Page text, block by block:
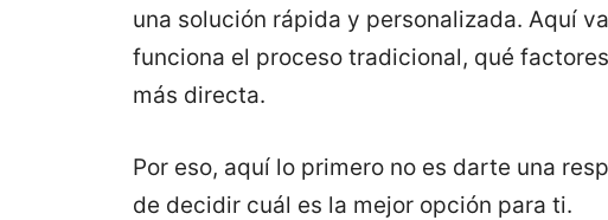
una solución rápida y personalizada. Aquí
funciona el proceso tradicional, qué
más directa.
Por eso, aquí lo primero no es darte una
de decidir cuál es la mejor opción para ti.